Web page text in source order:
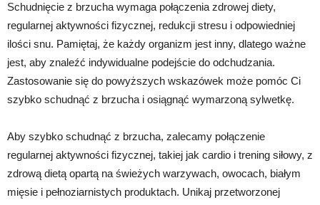
Schudnięcie z brzucha wymaga połączenia zdrowej diety,
regularnej aktywności fizycznej, redukcji stresu i odpowiedniej
ilości snu. Pamiętaj, że każdy organizm jest inny, dlatego ważne
jest, aby znaleźć indywidualne podejście do odchudzania.
Zastosowanie się do powyższych wskazówek może pomóc Ci
szybko schudnąć z brzucha i osiągnąć wymarzoną sylwetkę.
Aby szybko schudnąć z brzucha, zalecamy połączenie
regularnej aktywności fizycznej, takiej jak cardio i trening siłowy, z
zdrową dietą opartą na świeżych warzywach, owocach, białym
mięsie i pełnoziarnistych produktach. Unikaj przetworzonej